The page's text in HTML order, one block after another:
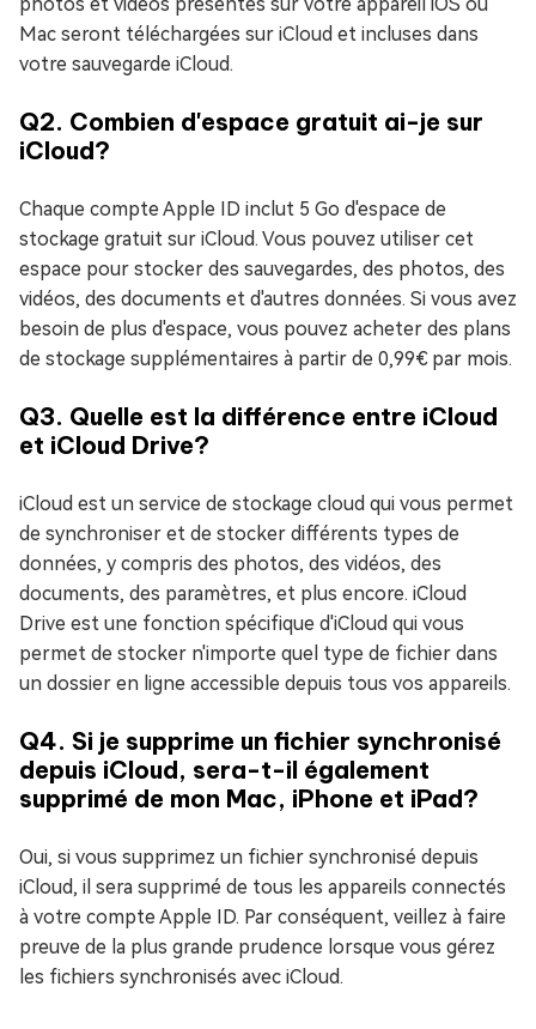
Mac seront téléchargées sur iCloud et incluses dans
votre sauvegarde iCloud.
Q2. Combien d'espace gratuit ai-je sur
iCloud?
Chaque compte Apple ID inclut 5 Go d'espace de
stockage gratuit sur iCloud. Vous pouvez utiliser cet
espace pour stocker des sauvegardes, des photos, des
vidéos, des documents et d'autres données. Si vous avez
besoin de plus d'espace, vous pouvez acheter des plans
de stockage supplémentaires à partir de 0,99€ par mois.
Q3. Quelle est la différence entre iCloud
et iCloud Drive?
iCloud est un service de stockage cloud qui vous permet
de synchroniser et de stocker différents types de
données, y compris des photos, des vidéos, des
documents, des paramètres, et plus encore. iCloud
Drive est une fonction spécifique d'iCloud qui vous
permet de stocker n'importe quel type de fichier dans
un dossier en ligne accessible depuis tous vos appareils.
Q4. Si je supprime un fichier synchronisé
depuis iCloud, sera-t-il également
supprimé de mon Mac, iPhone et iPad?
Oui, si vous supprimez un fichier synchronisé depuis
iCloud, il sera supprimé de tous les appareils connectés
à votre compte Apple ID. Par conséquent, veillez à faire
preuve de la plus grande prudence lorsque vous gérez
les fichiers synchronisés avec iCloud.